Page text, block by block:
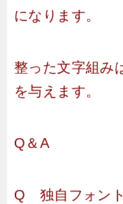
になります。
整った文字組み
を与えます。
Q＆A
Q 独自フォン